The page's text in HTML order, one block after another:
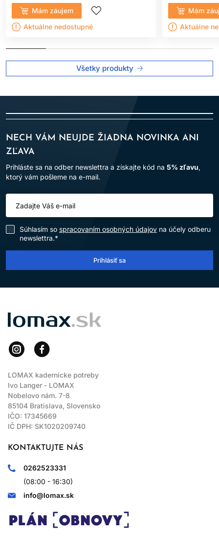
Mám záujem
Aktuálne nedostupné
Mám
Aktuálne
Všetky produkty
NECH VÁM NEUJDE ŽIADNA NOVINKA ANI
ZĽAVA
Prihláste sa na odber newslettra a získajte kód na 5% zľavu,
ktorý vám pošleme na e-mail.
Súhlasím so spracovaním osobných údajov na účely odberu
newslettra.*
Prihlásiť sa
LOMAX
LOMAX kadernícke potreby
Ivo Langer - LOMAX
Nobelovo nám. 7-8
85104 Bratislava, Slovensko
IČO: 17345669
IČ DPH: SK1020209740
KONTAKTUJTE NÁS
0262523331
(08:00 - 16:30)
info@lomax.sk